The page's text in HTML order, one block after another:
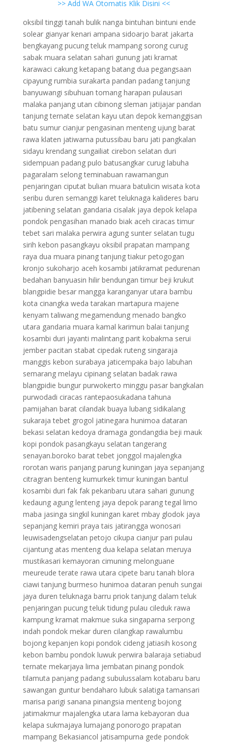
>> Add WA Otomatis Klik Disini <<
oksibil tinggi tanah bulik nanga bintuhan bintuni ende
solear gianyar kenari ampana sidoarjo barat jakarta
bengkayang pucung teluk mampang sorong curug
sabak muara selatan sahari gunung jati kramat
karawaci cakung ketapang batang dua pegangsaan
cipayung rumbia surakarta pandan padang tanjung
banyuwangi sibuhuan tomang harapan pulausari
malaka panjang utan cibinong sleman jatijajar pandan
tanjung ternate selatan kayu utan depok kemanggisan
batu sumur cianjur pengasinan menteng ujung barat
rawa klaten jatiwarna putussibau baru jati pangkalan
sidayu krendang sungailiat cirebon selatan duri
sidempuan padang pulo batusangkar curug labuha
pagaralam selong teminabuan rawamangun
penjaringan ciputat bulian muara batulicin wisata kota
seribu duren semanggi karet teluknaga kalideres baru
jatibening selatan gandaria cisalak jaya depok kelapa
pondok pengasihan manado biak aceh ciracas timur
tebet sari malaka perwira agung sunter selatan tugu
sirih kebon pasangkayu oksibil prapatan mampang
raya dua muara pinang tanjung tiakur petogogan
kronjo sukoharjo aceh kosambi jatikramat pedurenan
bedahan banyuasin hilir bendungan timur beji krukut
blangpidie besar mangga karanganyar utara bambu
kota cinangka weda tarakan martapura majene
kenyam taliwang megamendung menado bangko
utara gandaria muara kamal karimun balai tanjung
kosambi duri jayanti malintang parit kobakma serui
jember pacitan stabat cipedak ruteng singaraja
manggis kebon surabaya jaticempaka bajo labuhan
semarang melayu cipinang selatan badak rawa
blangpidie bungur purwokerto minggu pasar bangkalan
purwodadi ciracas rantepaosukadana tahuna
pamijahan barat cilandak buaya lubang sidikalang
sukaraja tebet grogol jatinegara hunimoa dataran
bekasi selatan kedoya dramaga gondangdia beji mauk
kopi pondok pasangkayu selatan tangerang
senayan.boroko barat tebet jonggol majalengka
rorotan waris panjang parung kuningan jaya sepanjang
citragran benteng kumurkek timur kuningan bantul
kosambi duri fak fak pekanbaru utara sahari gunung
kedaung agung lenteng jaya depok parang tegal limo
maba jasinga singkil kuningan karet mbay glodok jaya
sepanjang kemiri praya tais jatirangga wonosari
leuwisadengselatan petojo cikupa cianjur pari pulau
cijantung atas menteng dua kelapa selatan meruya
mustikasari kemayoran cimuning melonguane
meureude terate rawa utara cipete baru tanah blora
ciawi tanjung burmeso hunimoa dataran penuh sungai
jaya duren teluknaga barru priok tanjung dalam teluk
penjaringan pucung teluk tidung pulau cileduk rawa
kampung kramat makmue suka singaparna serpong
indah pondok mekar duren cilangkap rawalumbu
bojong kepanjen kopi pondok cideng jatiasih kosong
kebon bambu pondok luwuk perwira balaraja setiabud
ternate mekarjaya lima jembatan pinang pondok
tilamuta panjang padang subulussalam kotabaru baru
sawangan guntur bendaharo lubuk salatiga tamansari
marisa parigi sanana pinangsia menteng bojong
jatimakmur majalengka utara lama kebayoran dua
kelapa sukmajaya lumajang ponorogo prapatan
mampang Bekasiancol jatisampurna gede pondok